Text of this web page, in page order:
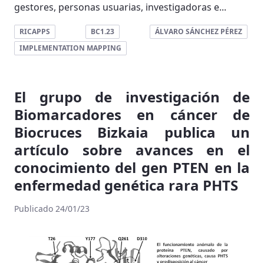
gestores, personas usuarias, investigadoras e...
RICAPPS BC1.23
ÁLVARO SÁNCHEZ PÉREZ
IMPLEMENTATION MAPPING
El grupo de investigación de
Biomarcadores en cáncer de
Biocruces Bizkaia publica un
artículo sobre avances en el
conocimiento del gen PTEN en la
enfermedad genética rara PHTS
Publicado 24/01/23